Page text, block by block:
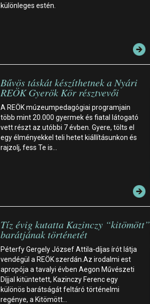
különleges estén.
Bűvös táskát készíthetnek a Nyári
REÖK Gyerök Kör résztvevői
A REÖK múzeumpedagógiai programjain
több mint 20.000 gyermek és fiatal látogató
vett részt az utóbbi 7 évben. Gyere, tölts el
egy élményekkel teli hetet kiállításunkon és
rajzolj, fess Te is…
Tíz évig kutatta Kazinczy “kitömött”
barátjának történetét
Péterfy Gergely József Attila-díjas írót látja
vendégül a REÖK szerdán.Az irodalmi est
apropója a tavalyi évben Aegon Művészeti
Díjjal kitüntetett, Kazinczy Ferenc egy
különös barátságát feltáró történelmi
regénye, a Kitömött…